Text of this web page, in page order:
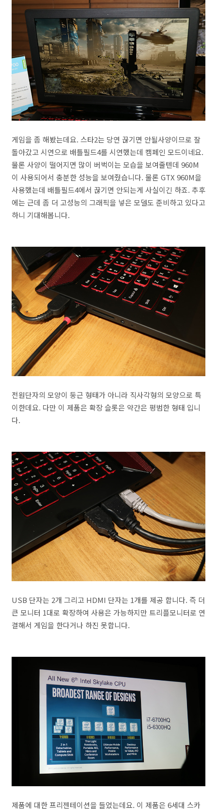
게임을 좀 해봤는데요. 스타2는 당연 끊기면 안될사양이므로 잘
돌아갔고 시연으로 배틀필드4를 시연했는데 캠페인 모드이네요.
물론 사양이 떨어지면 많이 버벅이는 모습을 보여줄텐데 960M
이 사용되어서 충분한 성능을 보여줬습니다. 물론 GTX 960M을
사용했는데 배틀필드4에서 끊기면 안되는게 사실이긴 하죠. 추후
에는 근데 좀 더 고성능의 그래픽을 넣은 모델도 준비하고 있다고
하니 기대해봅니다.
전원단자의 모양이 둥근 형태가 아니라 직사각형의 모양으로 특
이한데요. 다만 이 제품은 확장 슬롯은 약간은 평범한 형태 입니
다.
USB 단자는 2개 그리고 HDMI 단자는 1개를 제공 합니다. 즉 더
큰 모니터 1대로 확장하여 사용은 가능하지만 트리플모니터로 연
결해서 게임을 한다거나 하진 못합니다.
제품에 대한 프리젠테이션을 들었는데요. 이 제품은 6세대 스카